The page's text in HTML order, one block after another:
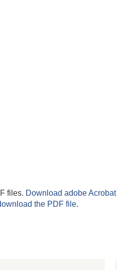
files. Download adobe Acrobat
the PDF file.